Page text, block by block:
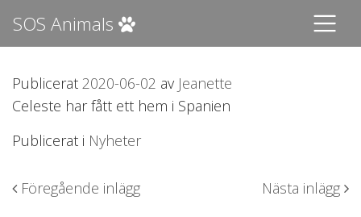
SOS Animals
Publicerat 2020-06-02 av Jeanette
Celeste har fått ett hem i Spanien
Publicerat i Nyheter
Inläggsnavigering
Föregående inlägg Nästa inlägg